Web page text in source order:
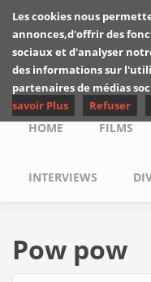
Skip to main content
Les
Main menu
HOME FILMS
INTERVIEWS
Pow pow
Les cookies nous
annonces,d'offrir des
sociaux et d'analyser
des informations sur
partenaires de médias
savoir Plus
Refuser